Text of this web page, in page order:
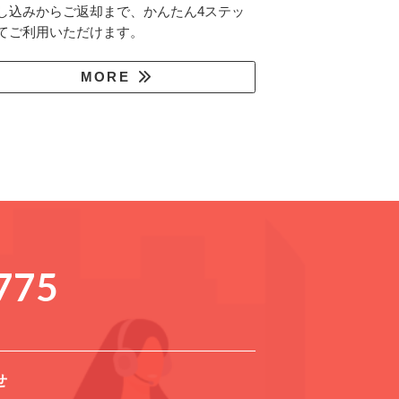
込みからご返却まで、かんたん4ステッ
ご利用いただけます。
MORE